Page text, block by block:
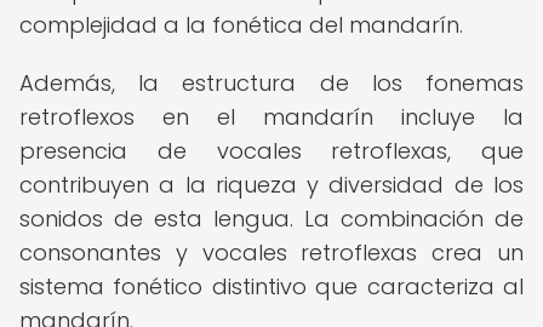
complejidad a la fonética del mandarín.
Además, la estructura de los fonemas
retroflexos en el mandarín incluye la
presencia de vocales retroflexas, que
contribuyen a la riqueza y diversidad de los
sonidos de esta lengua. La combinación de
consonantes y vocales retroflexas crea un
sistema fonético distintivo que caracteriza al
mandarín.